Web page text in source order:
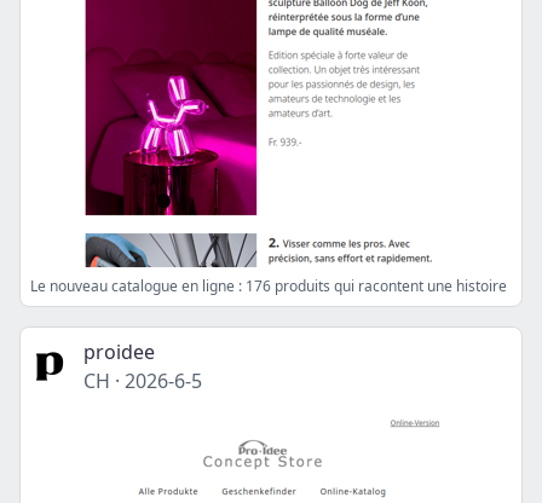
Le nouveau catalogue en ligne : 176 produits qui racontent une histoire
proidee
CH · 2026-6-5